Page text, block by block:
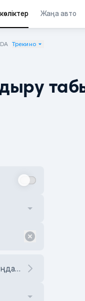
Жаңа авто
Трекино
Маркасы мен моделін таңдаңыз